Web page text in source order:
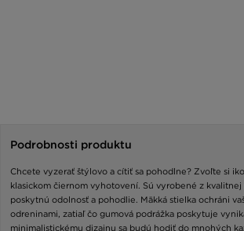
Podrobnosti produktu
Chcete vyzerať štýlovo a cítiť sa pohodlne? Zvoľte si
klasickom čiernom vyhotovení. Sú vyrobené z
poskytnú odolnosť a pohodlie. Mäkká stielka ochráni
odreninami, zatiaľ čo gumová podrážka poskytuje
minimalistickému dizajnu sa budú hodiť do mnohých